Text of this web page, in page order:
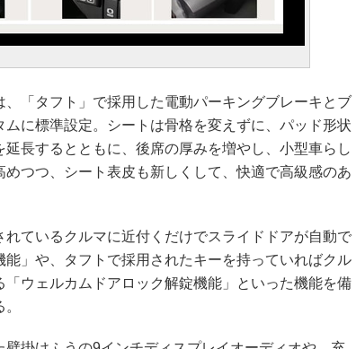
「タフト」で採用した電動パーキングブレーキとブ
ムに標準設定。シートは骨格を変えずに、パッド形状
延長するとともに、後席の厚みを増やし、小型車らし
つつ、シート表皮も新しくして、快適で高級感のあ
ているクルマに近付くだけでスライドドアが自動で
能」や、タフトで採用されたキーを持っていればクル
「ウェルカムドアロック解錠機能」といった機能を備